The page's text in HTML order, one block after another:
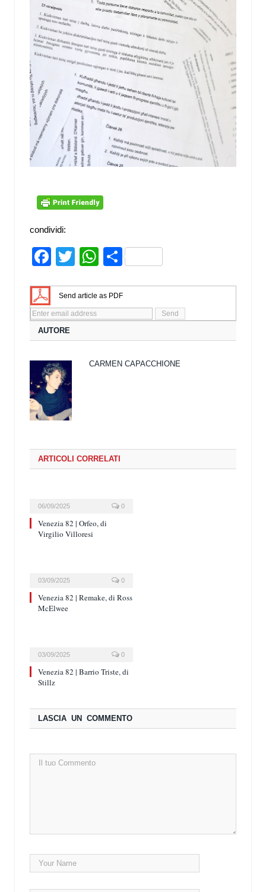
condividi:
Facebook
TwitterWhatsApp
Share
Send article as PDF
AUTORE
CARMEN CAPACCHIONE
ARTICOLI CORRELATI
06/09/2025 0
Venezia 82 | Orfeo, di
Virgilio Villoresi
03/09/2025 0
Venezia 82 | Remake, di Ross
McElwee
03/09/2025 0
Venezia 82 | Barrio Triste, di
Stillz
LASCIA UN COMMENTO